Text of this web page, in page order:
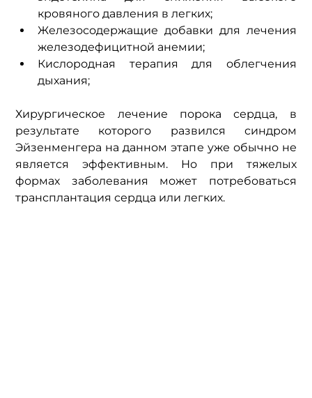
кровяного давления в легких;
Железосодержащие добавки для лечения
железодефицитной анемии;
Кислородная терапия для облегчения
дыхания;
Хирургическое лечение порока сердца, в
результате которого развился синдром
Эйзенменгера на данном этапе уже обычно не
является эффективным. Но при тяжелых
формах заболевания может потребоваться
трансплантация сердца или легких.